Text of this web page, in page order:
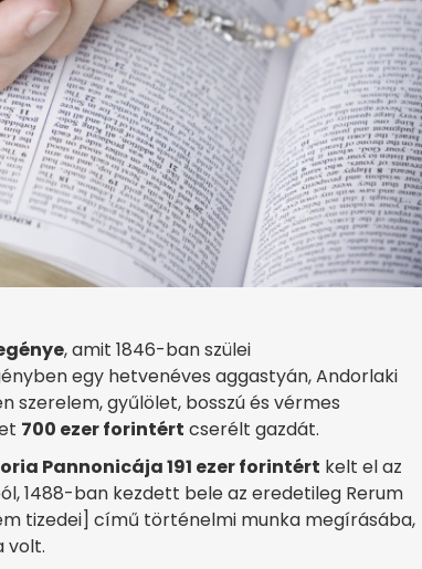
, amit 1846-ban szülei
egy hetvenéves aggastyán, Andorlaki
gyűlölet, bosszú és vérmes
700 ezer forintért cserélt gazdát.
Pannonicája 191 ezer forintért kelt el az
1488-ban kezdett bele az eredetileg Rerum
tizedei] című történelmi munka megírásába,
volt.